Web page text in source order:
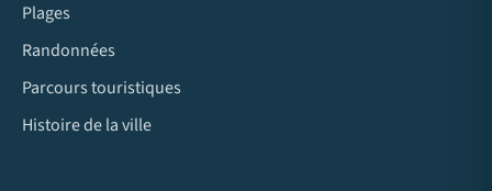
Plages
Randonnées
Parcours touristiques
Histoire de la ville